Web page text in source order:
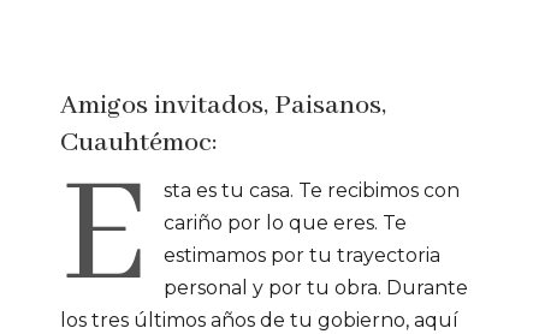
Amigos invitados, Paisanos,
Cuauhtémoc:
E
sta es tu casa. Te recibimos con
cariño por lo que eres. Te
estimamos por tu trayectoria
personal y por tu obra. Durante
los tres últimos años de tu gobierno, aquí